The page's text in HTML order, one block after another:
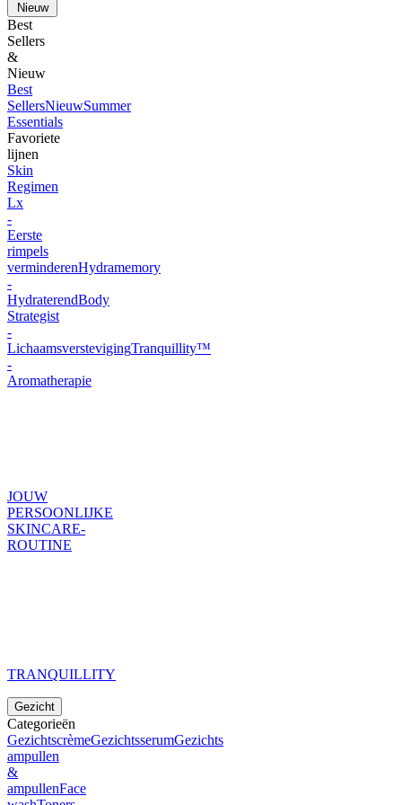
Nieuw
Best
Sellers
&
Nieuw
Best
SellersNieuwSummer
Essentials
Favoriete
lijnen
Skin
Regimen
Lx
-
Eerste
rimpels
verminderenHydramemory
-
HydraterendBody
Strategist
-
LichaamsverstevigingTranquillity™
-
Aromatherapie
JOUW
PERSOONLIJKE
SKINCARE-
ROUTINE
TRANQUILLITY
Gezicht
Categorieën
GezichtscrèmeGezichtsserumGezichts
ampullen
&
ampullenFace